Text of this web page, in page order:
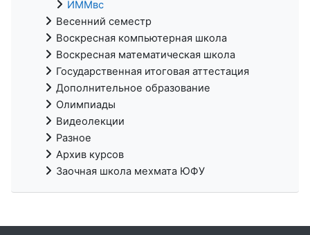
ИММвс
Весенний семестр
Воскресная компьютерная школа
Воскресная математическая школа
Государственная итоговая аттестация
Дополнительное образование
Олимпиады
Видеолекции
Разное
Архив курсов
Заочная школа мехмата ЮФУ